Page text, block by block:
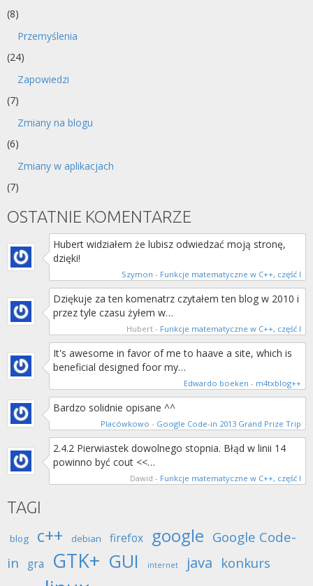
(8)
Przemyślenia
(24)
Zapowiedzi
(7)
Zmiany na blogu
(6)
Zmiany w aplikacjach
(7)
OSTATNIE KOMENTARZE
Hubert widziałem że lubisz odwiedzać moją stronę,
dzięki!
Szymon - Funkcje matematyczne w C++, część I
Dziękuje za ten komenatrz czytałem ten blog w 2010 i
przez tyle czasu żyłem w…
Hubert - Funkcje matematyczne w C++, część I
It's awesome in favor of me to haave a site, which is
beneficial designed foor my…
Edwardo boeken - m4txblog++
Bardzo solidnie opisane ^^
Placówkowo - Google Code-in 2013 Grand Prize Trip
2.4.2 Pierwiastek dowolnego stopnia. Błąd w linii 14
powinno być cout <<…
Dawid - Funkcje matematyczne w C++, część I
TAGI
blog c++ debian firefox google Google Code-
in
gra GTK+ GUI internet java konkurs